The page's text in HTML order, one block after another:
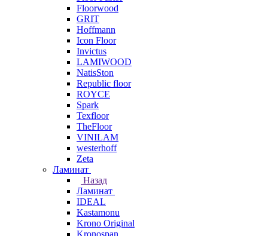
Floorwood
GRIT
Hoffmann
Icon Floor
Invictus
LAMIWOOD
NatisSton
Republic floor
ROYCE
Spark
Texfloor
TheFloor
VINILAM
westerhoff
Zeta
Ламинат
Назад
Ламинат
IDEAL
Kastamonu
Krono Original
Kronospan